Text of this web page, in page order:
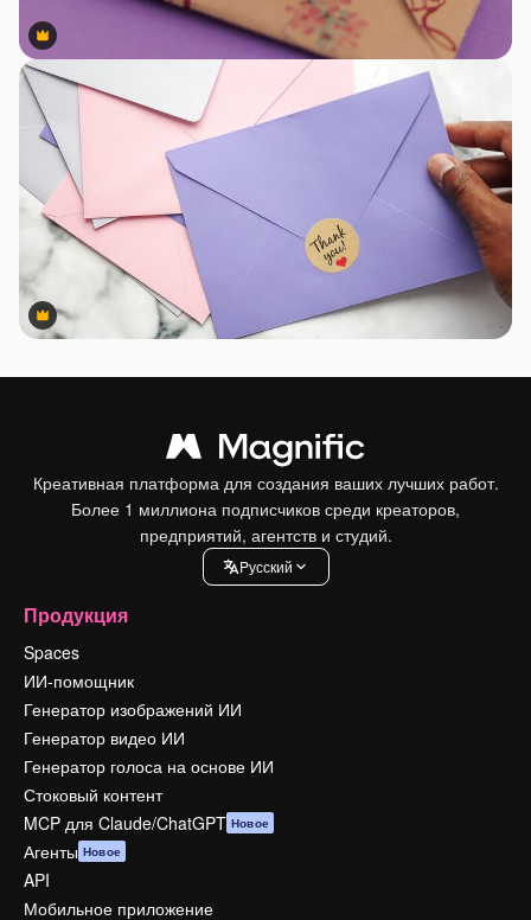
Premium
Premium
Premium
Premium
Креативная платформа для создания ваших лучших работ.
Более 1 миллиона подписчиков среди креаторов,
предприятий, агентств и студий.
Pусский
Продукция
Spaces
ИИ-помощник
Генератор изображений ИИ
Генератор видео ИИ
Генератор голоса на основе ИИ
Стоковый контент
MCP для Claude/ChatGPT Новое
Агенты Новое
API
Мобильное приложение